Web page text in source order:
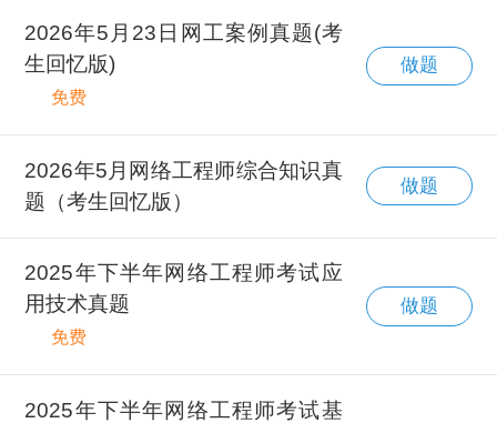
2026年5月23日网工案例真题(考
生回忆版)
免费
做题
2026年5月网络工程师综合知识真
题（考生回忆版）
做题
2025年下半年网络工程师考试应
用技术真题
免费
做题
2025年下半年网络工程师考试基